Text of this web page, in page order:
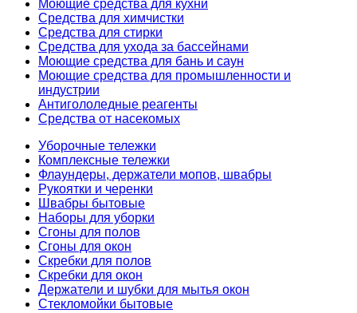
Моющие средства для кухни
Средства для химчистки
Средства для стирки
Средства для ухода за бассейнами
Моющие средства для бань и саун
Моющие средства для промышленности и
индустрии
Антигололедные реагенты
Средства от насекомых
Уборочные тележки
Комплексные тележки
Флаундеры, держатели мопов, швабры
Рукоятки и черенки
Швабры бытовые
Наборы для уборки
Сгоны для полов
Сгоны для окон
Скребки для полов
Скребки для окон
Держатели и шубки для мытья окон
Стекломойки бытовые